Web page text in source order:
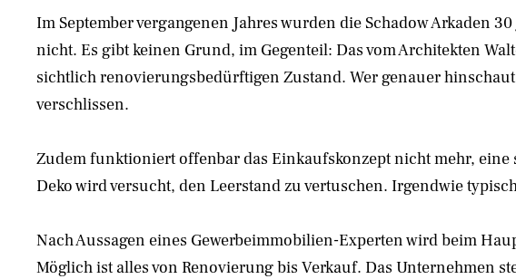
Im September vergangenen Jahres wurden die Schadow Arkaden
nicht. Es gibt keinen Grund, im Gegenteil: Das vom Architekten
sichtlich renovierungsbedürftigen Zustand. Wer genauer
verschlissen.
Zudem funktioniert offenbar das Einkaufskonzept nicht mehr,
Deko wird versucht, den Leerstand zu vertuschen. Irgendwie
Nach Aussagen eines Gewerbeimmobilien-Experten wird beim
Möglich ist alles von Renovierung bis Verkauf. Das Unternehmen